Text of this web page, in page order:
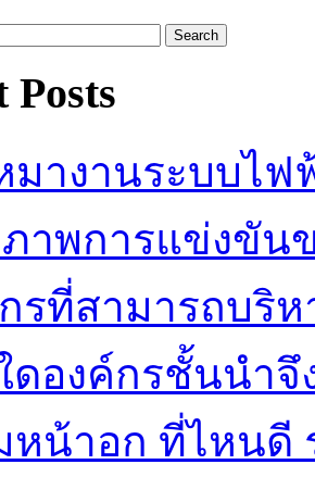
Posts
มางานระบบไ
าพการแข่งขัน
รที่สามารถบริ
ดองค์กรชั้นนำ
หน้าอก ที่ไหนดี